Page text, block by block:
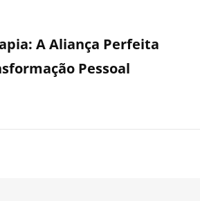
A Aliança Perfeita
Pessoal